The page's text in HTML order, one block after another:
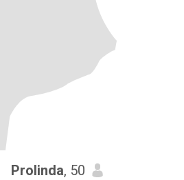
Prolinda, 50